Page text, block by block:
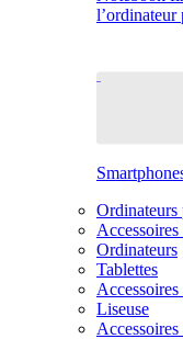
l’ordinateur
Ordinateurs
Ordinateurs
Tablettes
Liseuse